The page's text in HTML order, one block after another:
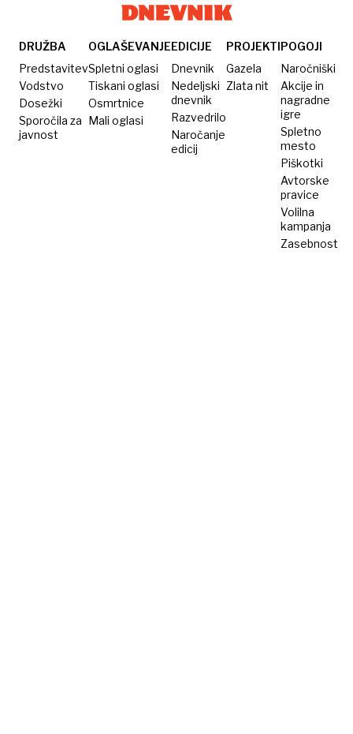
DRUŽBA
Predstavitev
Vodstvo
Dosežki
Sporočila za
javnost
OGLAŠEVANJE
Spletni oglasi
Tiskani oglasi
Osmrtnice
Mali oglasi
EDICIJE
Dnevnik
Nedeljski
dnevnik
Razvedrilo
Naročanje
edicij
PROJEKTI
Gazela
Zlata nit
POGOJI
Naročniški
Akcije in
nagradne
igre
Spletno
mesto
Piškotki
Avtorske
pravice
Volilna
kampanja
Zasebnost